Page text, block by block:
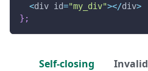
<div id="my_div"></div>
} ;
Self-closing Invalid